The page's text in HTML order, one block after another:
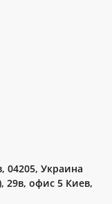
04205, Украина
29в, офис 5 Киев,